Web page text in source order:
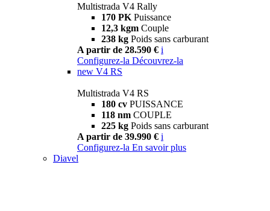
Multistrada V4 Rally
170 PK Puissance
12,3 kgm Couple
238 kg Poids sans carburant
A partir de 28.590 € i
Configurez-la Découvrez-la
new V4 RS
Multistrada V4 RS
180 cv PUISSANCE
118 nm COUPLE
225 kg Poids sans carburant
A partir de 39.990 € i
Configurez-la En savoir plus
Diavel